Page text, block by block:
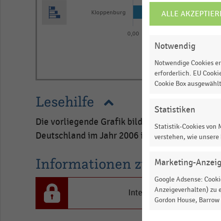
1
Y
axis
displaying
Bruttoumsatz
Milliarden
Euro.
0
Kloppenburg
0,00
of
chart
Lesehilfe
Die vorliegende Grafik bildet den Umsatz der
Deutschland im Jahr 2006 in Milliarden Euro
Informationen zur Statistik
Interesse an den
ALLE
COOKIE-
EINSTELLUNGEN
Notwendig
Notwendige Cookies
erforderlich. EU
Cookie Box
Statistiken
Statistik-Cookies von
verstehen, wie
Marketing-
Google Adsense:
Anzeigeverhalten) zu
Gordon House,